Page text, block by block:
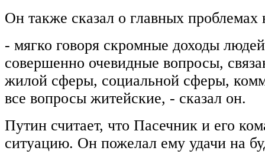
Он также сказал о главных
- мягко говоря скромные доходы
совершенно очевидные вопросы,
жилой сферы, социальной сферы,
все вопросы житейские, - сказал он.
Путин считает, что Пасечник и его
ситуацию. Он пожелал ему удачи на